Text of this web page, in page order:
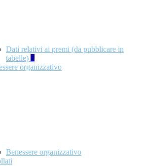
Dati relativi ai premi (da pubblicare in
tabelle) 5
organizzativo
Benessere organizzativo